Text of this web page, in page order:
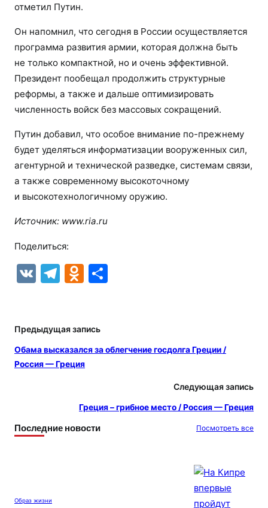
отметил Путин.
Он напомнил, что сегодня в России осуществляется
программа развития армии, которая должна быть
не только компактной, но и очень эффективной.
Президент пообещал продолжить структурные
реформы, а также и дальше оптимизировать
численность войск без массовых сокращений.
Путин добавил, что особое внимание по-прежнему
будет уделяться информатизации вооруженных сил,
агентурной и технической разведке, системам связи,
а также современному высокоточному
и высокотехнологичному оружию.
Источник: www.ria.ru
Поделиться:
V
T
gr
a
m
O
o
kl
a
s
ni
а
т
Предыдущая запись
Обама высказался за облегчение госдолга Греции /
Россия — Греция
Следующая запись
Греция – грибное место / Россия — Греция
Последние новости Посмотреть все
Образ жизни